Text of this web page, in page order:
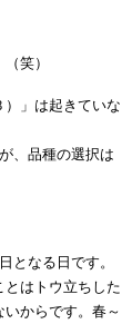
笑）
」は起きていな
、品種の選択は
となる日です。
とはトウ立ちした
からです。春～